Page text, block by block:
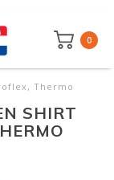
0
Thermo
SHIRT